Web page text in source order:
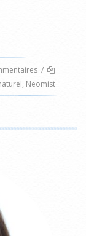
/
, Neomist